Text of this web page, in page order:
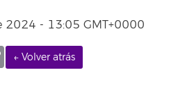
2024 - 13:05 GMT+0000
← Volver atrás
Copy
Link